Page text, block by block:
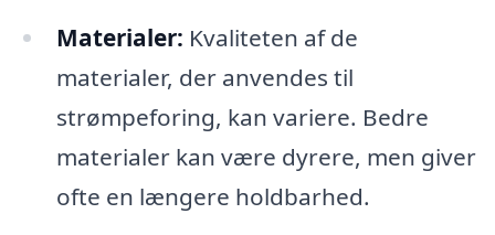
Materialer: Kvaliteten af de
materialer, der anvendes til
strømpeforing, kan variere. Bedre
materialer kan være dyrere, men giver
ofte en længere holdbarhed.